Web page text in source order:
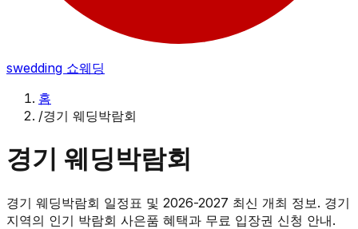
swedding 쇼웨딩
홈
/경기 웨딩박람회
경기 웨딩박람회
경기 웨딩박람회 일정표 및 2026-2027 최신 개최 정보. 경기
지역의 인기 박람회 사은품 혜택과 무료 입장권 신청 안내.